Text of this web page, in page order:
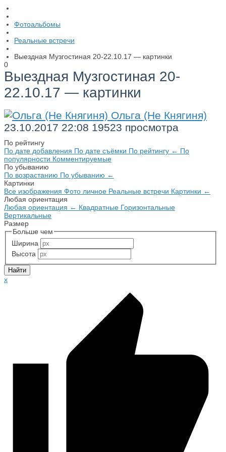
Фотоальбомы
Реальные встречи
Выездная Музгостиная 20-22.10.17 — картинки
0
Выездная Музгостиная 20-
22.10.17 — картинки
Ольга (Не Княгиня)
23.10.2017 22:08 19523 просмотра
По рейтингу
По дате добавления По дате съёмки По рейтингу ← По
популярности Комментируемые
По убыванию
По возрастанию По убыванию ←
Картинки
Все изображения Фото личное Реальные встречи Картинки ←
Любая ориентация
Любая ориентация ← Квадратные Горизонтальные
Вертикальные
Размер
Больше чем
Ширина
Высота
x